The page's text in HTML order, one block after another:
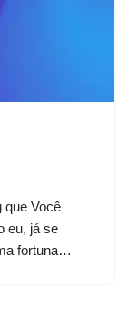
que Você
eu, já se
fortuna…